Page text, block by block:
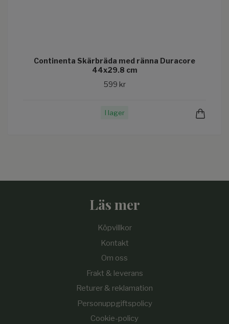
Continenta Skärbräda med ränna Duracore
44x29.8 cm
599 kr
I lager
Läs mer
Köpvillkor
Kontakt
Om oss
Frakt & leverans
Returer & reklamation
Personuppgiftspolicy
Cookie-policy